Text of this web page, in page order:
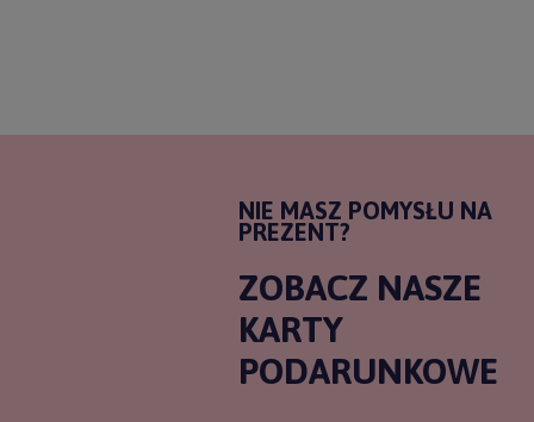
NIE MASZ POMYSŁU NA
PREZENT?
ZOBACZ NASZE
KARTY
PODARUNKOWE